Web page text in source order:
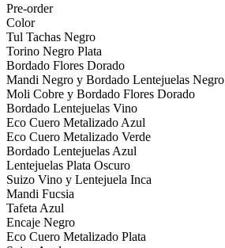
Pre-order
Color
Tul Tachas Negro
Torino Negro Plata
Bordado Flores Dorado
Mandi Negro y Bordado Lentejuelas Negro
Moli Cobre y Bordado Flores Dorado
Bordado Lentejuelas Vino
Eco Cuero Metalizado Azul
Eco Cuero Metalizado Verde
Bordado Lentejuelas Azul
Lentejuelas Plata Oscuro
Suizo Vino y Lentejuela Inca
Mandi Fucsia
Tafeta Azul
Encaje Negro
Eco Cuero Metalizado Plata